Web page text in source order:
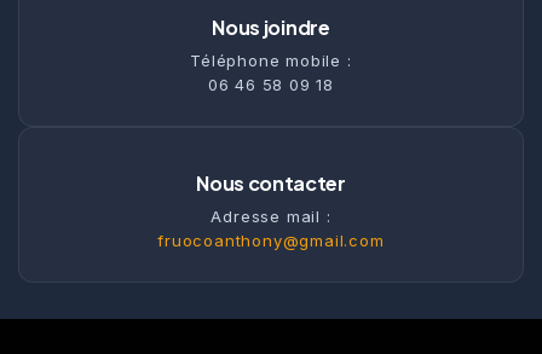
Nous joindre
Téléphone mobile :
06 46 58 09 18
Nous contacter
Adresse mail :
fruocoanthony@gmail.com